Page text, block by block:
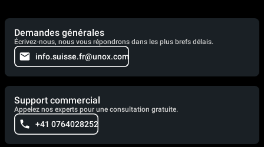
Demandes générales
Écrivez-nous, nous vous répondrons dans les plus brefs délais.
info.suisse.fr@unox.com
Support commercial
Appelez nos experts pour une consultation gratuite.
+41 0764028252